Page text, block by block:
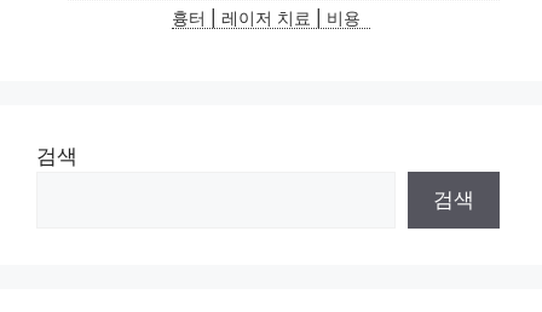
흉터 | 레이저 치료 | 비용
검색
검색